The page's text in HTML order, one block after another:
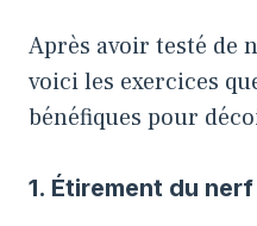
Après avoir testé de
voici les exercices
bénéfiques pour
1. Étirement du